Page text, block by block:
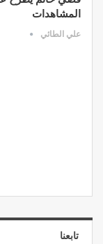
المشاهدات
علي الطائي
تابعنا